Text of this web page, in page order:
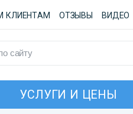
КЛИЕНТАМ ОТЗЫВЫ ВИДЕО
УСЛУГИ И ЦЕНЫ